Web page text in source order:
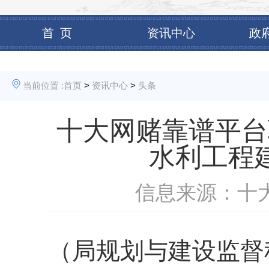
首 页 资讯中心 政
当前位置 :首页 > 资讯中心 > 头条
十大网赌靠谱平
水利工程
信息来源：十
（局规划与建设监